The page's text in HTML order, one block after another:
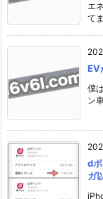
エ
て
EV
僕
ン
d
ガ